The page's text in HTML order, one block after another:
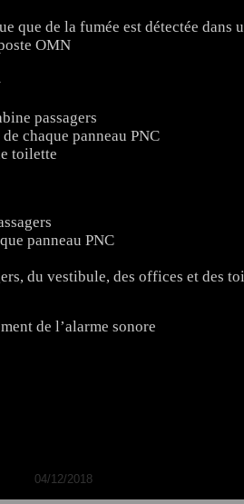
que de la fumée est détectée dans
OMN
passagers
chaque panneau PNC
toilette
panneau PNC
du vestibule, des offices et des
de l’alarme sonore
04/12/2018